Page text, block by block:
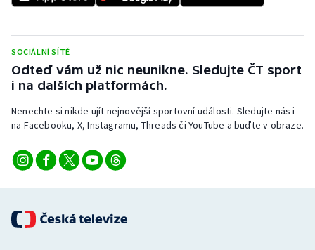
Stolní tenis
Triatlon
Veslování
Vodní slalom
Volejbal
Ostatní
SOCIÁLNÍ SÍTĚ
Odteď vám už nic neunikne. Sledujte ČT sport
i na dalších platformách.
Nenechte si nikde ujít nejnovější sportovní události. Sledujte nás i
na Facebooku, X, Instagramu, Threads či YouTube a buďte v obraze.